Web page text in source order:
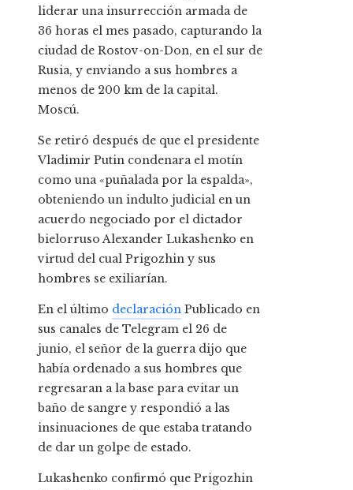
liderar una insurrección armada de
36 horas el mes pasado, capturando la
ciudad de Rostov-on-Don, en el sur de
Rusia, y enviando a sus hombres a
menos de 200 km de la capital.
Moscú.
Se retiró después de que el presidente
Vladimir Putin condenara el motín
como una «puñalada por la espalda»,
obteniendo un indulto judicial en un
acuerdo negociado por el dictador
bielorruso Alexander Lukashenko en
virtud del cual Prigozhin y sus
hombres se exiliarían.
En el último declaración Publicado en
sus canales de Telegram el 26 de
junio, el señor de la guerra dijo que
había ordenado a sus hombres que
regresaran a la base para evitar un
baño de sangre y respondió a las
insinuaciones de que estaba tratando
de dar un golpe de estado.
Lukashenko confirmó que Prigozhin